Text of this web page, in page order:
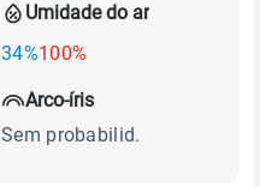
Umidade do ar
34%100%
Arco-íris
Sem probabilid.